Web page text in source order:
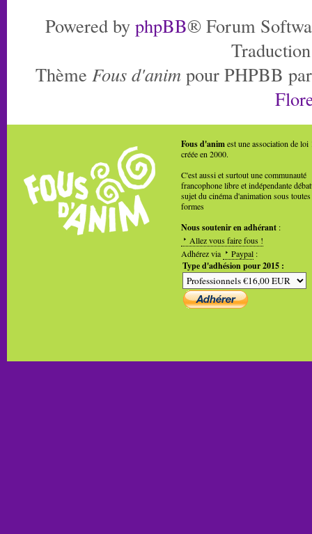
Powered by phpBB® Forum
Thème Fous d'anim pour PHPBB
Fous d'animest une association de loi
créée en 2000.
C'est aussi et surtout une communauté
francophone libre et indépendante
sujet du cinéma d'animation sous toutes
formes
Nous soutenir en adhérant :
Allez vous faire fous !
Adhérez via
Paypal :
Type d'adhésion pour 2015 :